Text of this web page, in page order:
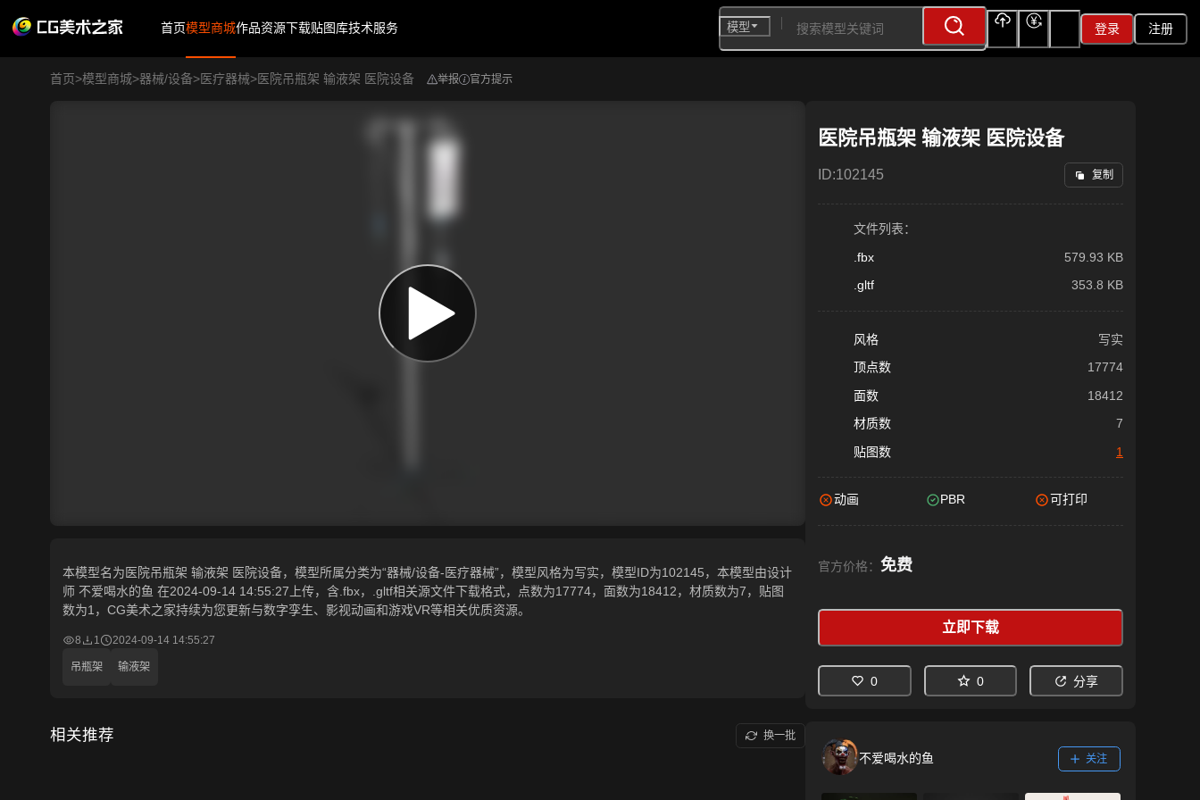
首页模型商城作品资源下载贴图库技术服务
模型
登录 注册
首页>模型商城>器械/设备>医疗器械>医院吊瓶架 输液架 医院设备 举报 官方提示
本模型名为医院吊瓶架 输液架 医院设备，模型所属分类为“器械/设备-医疗器械”，模型风格为写实，模型ID为102145，本模型由设计
师 不爱喝水的鱼 在2024-09-14 14:55:27上传，含.fbx，.gltf相关源文件下载格式，点数为17774，面数为18412，材质数为7，贴图
数为1，CG美术之家持续为您更新与数字孪生、影视动画和游戏VR等相关优质资源。
8 1 2024-09-14 14:55:27
吊瓶架 输液架
相关推荐 换一批
医院吊瓶架 输液架 医院设备
ID:102145 复制
文件列表：
.fbx
579.93 KB
.gltf
353.8 KB
风格
写实
顶点数
17774
面数
18412
材质数
7
贴图数
1
动画 PBR 可打印
官方价格： 免费
立即下载
0 0 分享
不爱喝水的鱼 关注